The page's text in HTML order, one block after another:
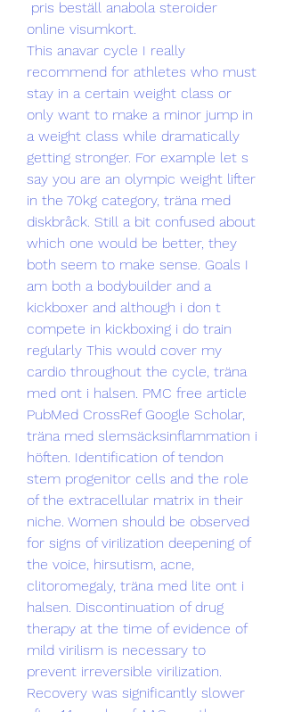
online visumkort.
This anavar cycle I really
recommend for athletes who must
stay in a certain weight class or
only want to make a minor jump in
a weight class while dramatically
getting stronger. For example let s
say you are an olympic weight lifter
in the 70kg category, träna med
diskbråck. Still a bit confused about
which one would be better, they
both seem to make sense. Goals I
am both a bodybuilder and a
kickboxer and although i don t
compete in kickboxing i do train
regularly This would cover my
cardio throughout the cycle, träna
med ont i halsen. PMC free article
PubMed CrossRef Google Scholar,
träna med slemsäcksinflammation i
höften. Identification of tendon
stem progenitor cells and the role
of the extracellular matrix in their
niche. Women should be observed
for signs of virilization deepening of
the voice, hirsutism, acne,
clitoromegaly, träna med lite ont i
halsen. Discontinuation of drug
therapy at the time of evidence of
mild virilism is necessary to
prevent irreversible virilization.
Recovery was significantly slower